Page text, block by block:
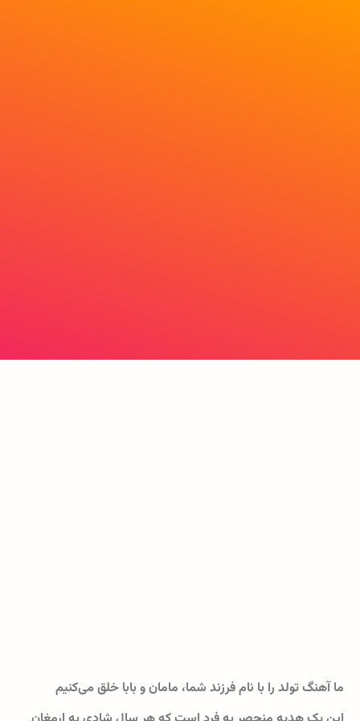
ما آهنگ تولد را با نام فرزند شما، مامان و بابا خلق می‌کنیم